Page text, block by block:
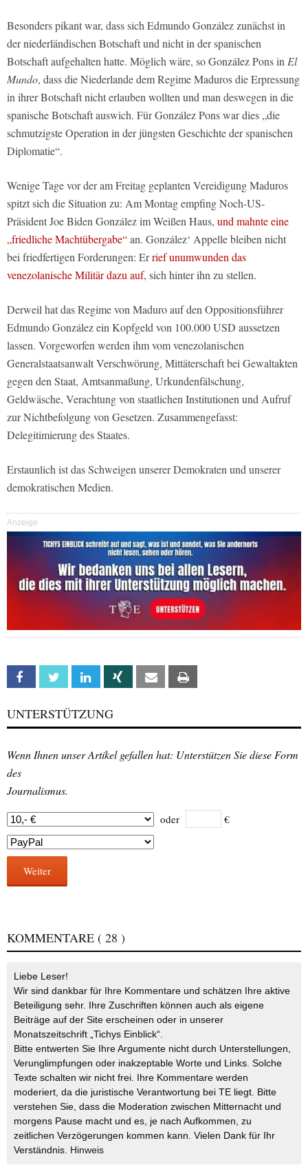
Besonders pikant war, dass sich Edmundo González zunächst in
der niederländischen Botschaft und nicht in der spanischen
Botschaft aufgehalten hatte. Möglich wäre, so González Pons inEl
Mundo, dass die Niederlande dem Regime Maduros die Erpressung
in ihrer Botschaft nicht erlauben wollten und man deswegen in die
spanische Botschaft auswich. Für González Pons war dies „die
schmutzigste Operation in der jüngsten Geschichte der spanischen
Diplomatie“.
Wenige Tage vor der am Freitag geplanten Vereidigung Maduros
spitzt sich die Situation zu: Am Montag empfing Noch-US-
Präsident Joe Biden González im Weißen Haus, und mahnte eine
„friedliche Machtübergabe“an. González‘ Appelle bleiben nicht
bei friedfertigen Forderungen: Errief unumwunden das
venezolanische Militär dazu auf, sich hinter ihn zu stellen.
Derweil hat das Regime von Maduro auf den Oppositionsführer
Edmundo González ein Kopfgeld von 100.000 USD aussetzen
lassen. Vorgeworfen werden ihm vom venezolanischen
Generalstaatsanwalt Verschwörung, Mittäterschaft bei Gewaltakten
gegen den Staat, Amtsanmaßung, Urkundenfälschung,
Geldwäsche, Verachtung von staatlichen Institutionen und Aufruf
zur Nichtbefolgung von Gesetzen. Zusammengefasst:
Delegitimierung des Staates.
Erstaunlich ist das Schweigen unserer Demokraten und unserer
demokratischen Medien.
Anzeige
Facebook Twitter Linkedin Xing Email
UNTERSTÜTZUNG
Wenn Ihnen unser Artikel gefallen hat: Unterstützen Sie diese Form
des
Journalismus.
oder €
Weiter
KOMMENTARE ( 28 )
Liebe Leser!
Wir sind dankbar für Ihre Kommentare und schätzen Ihre aktive
Beteiligung sehr. Ihre Zuschriften können auch als eigene
Beiträge auf der Site erscheinen oder in unserer
Monatszeitschrift „Tichys Einblick“.
Bitte entwerten Sie Ihre Argumente nicht durch Unterstellungen,
Verunglimpfungen oder inakzeptable Worte und Links. Solche
Texte schalten wir nicht frei. Ihre Kommentare werden
moderiert, da die juristische Verantwortung bei TE liegt. Bitte
verstehen Sie, dass die Moderation zwischen Mitternacht und
morgens Pause macht und es, je nach Aufkommen, zu
zeitlichen Verzögerungen kommen kann. Vielen Dank für Ihr
Verständnis. Hinweis